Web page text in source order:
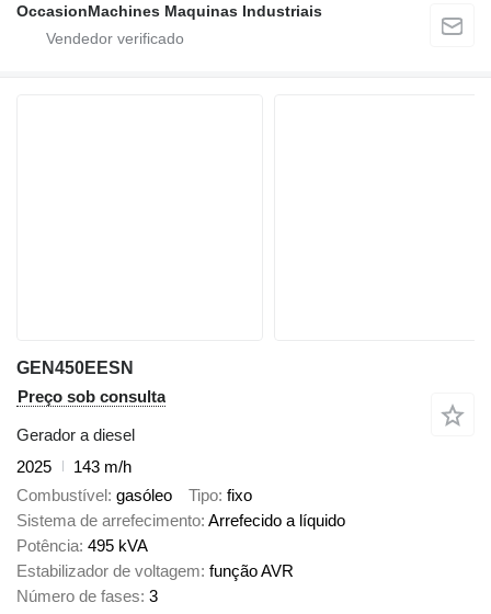
OccasionMachines Maquinas Industriais
GEN450EESN
Preço sob consulta
Gerador a diesel
2025
143 m/h
Combustível gasóleo Tipo fixo
Sistema de arrefecimento Arrefecido a líquido
Potência 495 kVA
Estabilizador de voltagem função AVR
Número de fases 3